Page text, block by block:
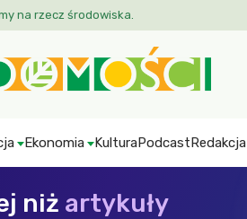
na rzecz środowiska.
Ekonomia KulturaPodcastRedakcja
niż artykuły